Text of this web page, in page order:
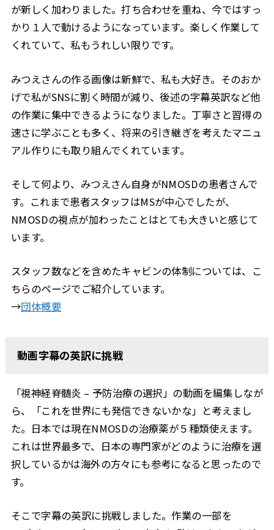
が新しく加わりました。打ち合わせを重ね、今ではすっ
かり１人で動けるようになっています。楽しく作業して
くれていて、私もうれしい限りです。
みつえさんの作る画像は新鮮で、私も大好き。そのおか
げで私がSNSに割く時間が減り、後述の字幕英訳など他
の作業に集中できるようになりました。丁寧さと習得の
速さに学ぶことも多く、将来の引き継ぎを考えたマニュ
アル作りにも取り組んでくれています。
そして何より、みつえさん自身がNMOSDの患者さんで
す。これまで患者スタッフはMSが中心でしたが、
NMOSDの視点が加わったことはとても大きいと感じて
います。
スタッフ数などを含めたキャビンの体制については、こ
ちらのページでご紹介しています。
→団体概要
動画字幕の英訳に挑戦
「視神経脊髄炎 – 予防治療の選択」の動画を編集しなが
ら、「これを世界にも発信できないかな」と考えまし
た。日本では現在NMOSDの治療薬が５種類使えます。
これは世界最多で、日本の専門家がどのように治療を選
択しているかは海外の方々にも参考になると思ったので
す。
そこで字幕の英訳に挑戦しました。作業の一部を